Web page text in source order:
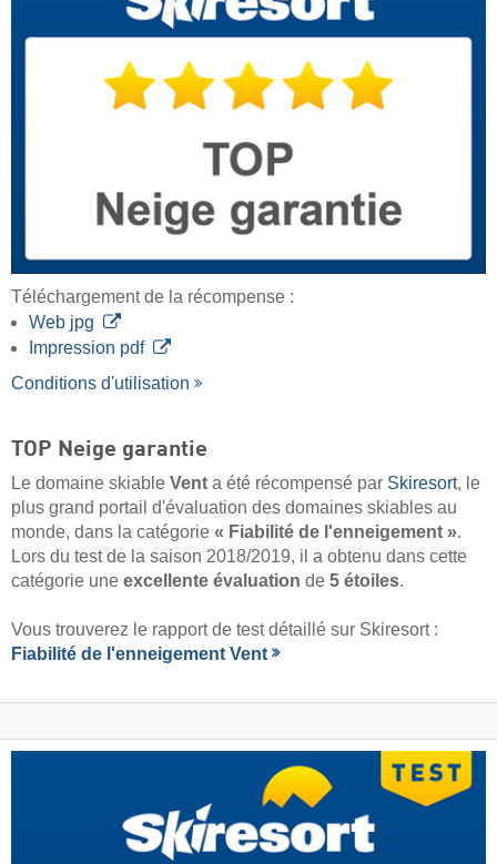
Téléchargement de la récompense :
Web jpg
Impression pdf
Conditions d'utilisation
TOP Neige garantie
Le domaine skiable Vent a été récompensé par Skiresort, le
plus grand portail d'évaluation des domaines skiables au
monde, dans la catégorie « Fiabilité de l'enneigement ».
Lors du test de la saison 2018/2019, il a obtenu dans cette
catégorie une excellente évaluation de 5 étoiles.
Vous trouverez le rapport de test détaillé sur Skiresort :
Fiabilité de l'enneigement Vent